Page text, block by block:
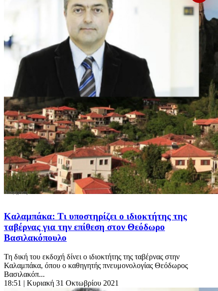
Καλαμπάκα: Τι υποστηρίζει ο ιδιοκτήτης της
ταβέρνας για την επίθεση στον Θεόδωρο
Βασιλακόπουλο
Τη δική του εκδοχή δίνει ο ιδιοκτήτης της ταβέρνας στην
Καλαμπάκα, όπου ο καθηγητής πνευμονολογίας Θεόδωρος
Βασιλακόπ...
18:51 | Κυριακή 31 Οκτωβρίου 2021